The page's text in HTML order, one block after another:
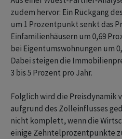
zudem hervor: Ein Rückgang
um 1 Prozentpunkt senkt das
Einfamilienhäusern um 0,69
bei Eigentumswohnungen um
Dabei steigen die
3 bis 5 Prozent pro Jahr.
Folglich wird die Preisdynamik
aufgrund des Zolleinflusses
nicht komplett, wenn die
einige Zehntelprozentpunkte